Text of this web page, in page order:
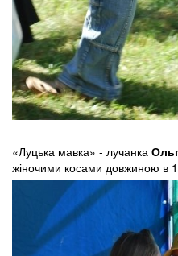
«Луцька мавка» - лучанка
жіночими косами довжиною в